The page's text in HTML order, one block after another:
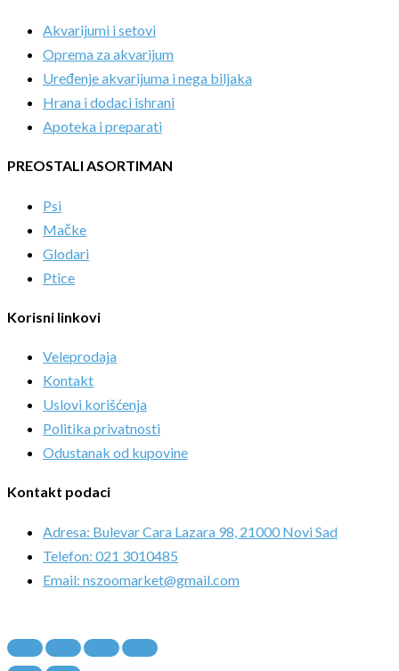
Akvarijumi i setovi
Oprema za akvarijum
Uređenje akvarijuma i nega biljaka
Hrana i dodaci ishrani
Apoteka i preparati
PREOSTALI ASORTIMAN
Psi
Mačke
Glodari
Ptice
Korisni linkovi
Veleprodaja
Kontakt
Uslovi korišćenja
Politika privatnosti
Odustanak od kupovine
Kontakt podaci
Adresa: Bulevar Cara Lazara 98, 21000 Novi Sad
Telefon: 021 3010485
Email: nszoomarket@gmail.com